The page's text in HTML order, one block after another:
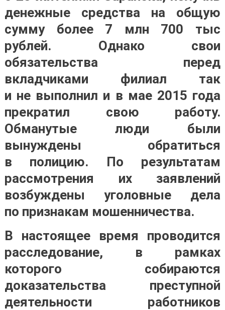
денежные средства на общую
сумму более 7 млн 700 тыс
рублей. Однако свои
обязательства перед
вкладчиками филиал так
и не выполнил и в мае 2015 года
прекратил свою работу.
Обманутые люди были
вынуждены обратиться
в полицию. По результатам
рассмотрения их заявлений
возбуждены уголовные дела
по признакам мошенничества.
В настоящее время проводится
расследование, в рамках
которого собираются
доказательства преступной
деятельности работников